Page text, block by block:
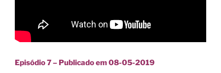
Episódio 7 – Publicado em 08-05-2019